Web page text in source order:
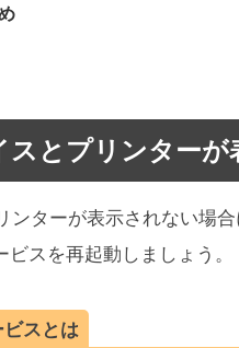
スとプリンターが
ンターが表示されない場
ビスを再起動しましょう。
ビスとは